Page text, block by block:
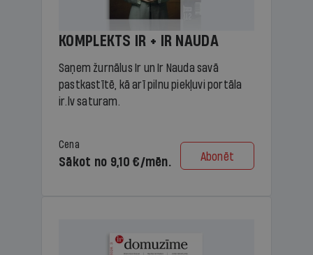
KOMPLEKTS IR + IR NAUDA
Saņem žurnālus Ir un Ir Nauda savā
pastkastītē, kā arī pilnu piekļuvi portāla
ir.lv saturam.
Cena
Sākot no 9,10 €/mēn. Abonēt